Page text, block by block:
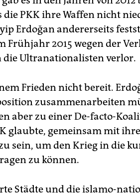
die PKK ihre Waffen nicht
Erdoğan andererseits
Frühjahr 2015 wegen der
die Ultranationalisten verlor.
Frieden nicht bereit.
zusammenarbeiten
aber zu einer De-facto-
glaubte, gemeinsam mit
sein, um den Krieg in die
zu können.
Städte und die islamo-